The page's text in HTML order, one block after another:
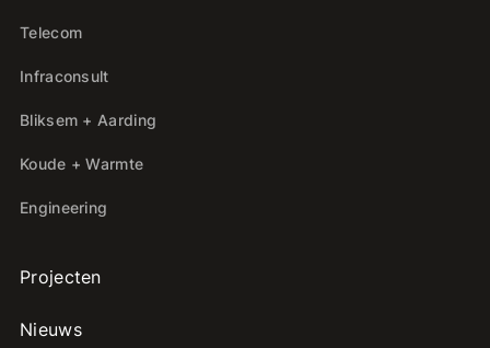
Telecom
Infraconsult
Bliksem + Aarding
Koude + Warmte
Engineering
Projecten
Nieuws